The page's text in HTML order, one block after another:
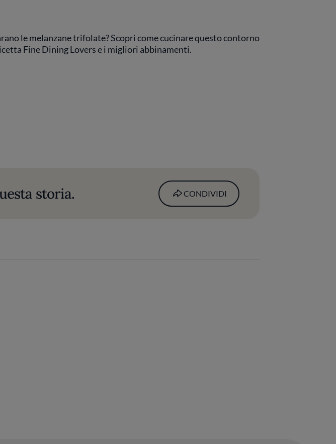
le melanzane trifolate? Scopri come cucinare questo contorno
Fine Dining Lovers e i migliori abbinamenti.
storia. CONDIVIDI